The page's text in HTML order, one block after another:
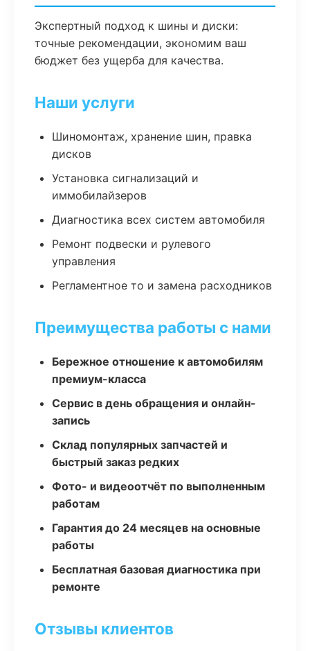
Экспертный подход к шины и диски:
точные рекомендации, экономим ваш
бюджет без ущерба для качества.
Наши услуги
Шиномонтаж, хранение шин, правка
дисков
Установка сигнализаций и
иммобилайзеров
Диагностика всех систем автомобиля
Ремонт подвески и рулевого
управления
Регламентное то и замена расходников
Преимущества работы с нами
Бережное отношение к автомобилям
премиум-класса
Сервис в день обращения и онлайн-
запись
Склад популярных запчастей и
быстрый заказ редких
Фото- и видеоотчёт по выполненным
работам
Гарантия до 24 месяцев на основные
работы
Бесплатная базовая диагностика при
ремонте
Отзывы клиентов